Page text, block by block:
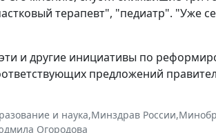
терапевт", "педиатр". "Уже
и другие инициативы по
предложений
и наука,Минздрав России,
Огородова